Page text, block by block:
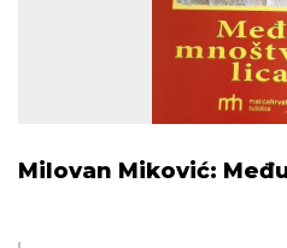
Milovan Miković: